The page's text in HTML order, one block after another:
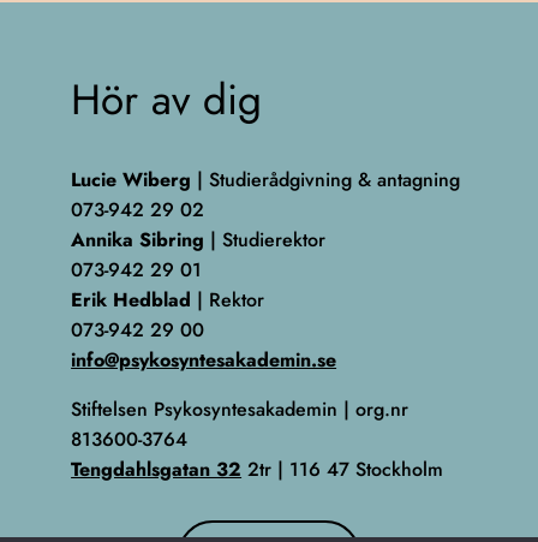
Hör av dig
Lucie Wiberg | Studierådgivning & antagning
073-942 29 02
Annika Sibring | Studierektor
073-942 29 01
Erik Hedblad | Rektor
073-942 29 00
info@psykosyntesakademin.se
Stiftelsen Psykosyntesakademin | org.nr
813600-3764
Tengdahlsgatan 32 2tr | 116 47 Stockholm